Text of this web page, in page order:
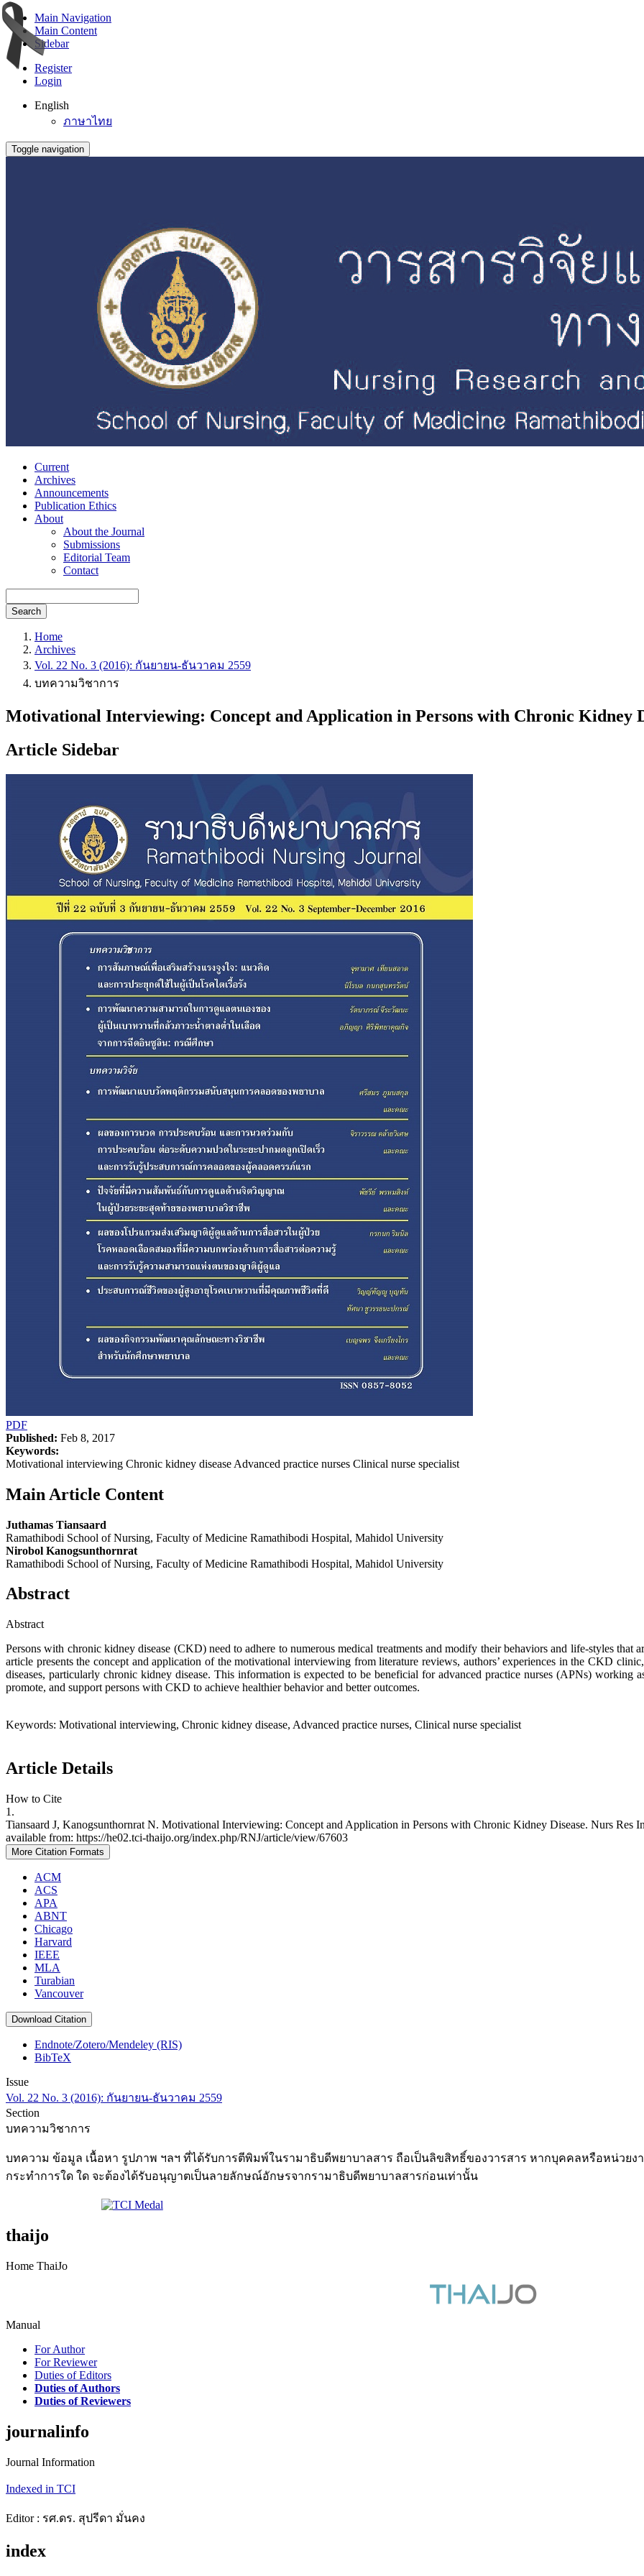
Main Navigation
Main Content
Sidebar
Register
Login
English
ภาษาไทย
Toggle navigation
Current
Archives
Announcements
Publication Ethics
About
About the Journal
Submissions
Editorial Team
Contact
Search
Home
Archives
Vol. 22 No. 3 (2016): กันยายน-ธันวาคม 2559
บทความวิชาการ
Motivational Interviewing: Concept and Application in Persons with Chronic Kidney
Article Sidebar
PDF
Published: Feb 8, 2017
Keywords:
Motivational interviewing Chronic kidney disease Advanced practice nurses Clinical nurse specialist
Main Article Content
Juthamas Tiansaard
Ramathibodi School of Nursing, Faculty of Medicine Ramathibodi Hospital, Mahidol University
Nirobol Kanogsunthornrat
Ramathibodi School of Nursing, Faculty of Medicine Ramathibodi Hospital, Mahidol University
Abstract
Abstract
Persons with chronic kidney disease (CKD) need to adhere to numerous medical treatments and modify their behaviors and life-styles
article presents the concept and application of the motivational interviewing from literature reviews, authors’ experiences in the CKD
diseases, particularly chronic kidney disease. This information is expected to be beneficial for advanced practice nurses (APNs) working
promote, and support persons with CKD to achieve healthier behavior and better outcomes.
Keywords: Motivational interviewing, Chronic kidney disease, Advanced practice nurses, Clinical nurse specialist
Article Details
How to Cite
1.
Tiansaard J, Kanogsunthornrat N. Motivational Interviewing: Concept and Application in Persons with Chronic Kidney Disease. Nurs Res
available from: https://he02.tci-thaijo.org/index.php/RNJ/article/view/67603
More Citation Formats
ACM
ACS
APA
ABNT
Chicago
Harvard
IEEE
MLA
Turabian
Vancouver
Download Citation
Endnote/Zotero/Mendeley (RIS)
BibTeX
Issue
Vol. 22 No. 3 (2016): กันยายน-ธันวาคม 2559
Section
บทความวิชาการ
บทความ ข้อมูล เนื้อหา รูปภาพ ฯลฯ ที่ได้รับการตีพิมพ์ในรามาธิบดีพยาบาลสาร ถือเป็นลิขสิทธิ์ของวารสาร หากบุคคลหรือหน่วยง
กระทำการใด ใด จะต้องได้รับอนุญาตเป็นลายลักษณ์อักษรจากรามาธิบดีพยาบาลสารก่อนเท่านั้น
thaijo
Home ThaiJo
Manual
For Author
For Reviewer
Duties of Editors
Duties of Authors
Duties of Reviewers
journalinfo
Journal Information
Indexed in TCI
Editor : รศ.ดร. สุปรีดา มั่นคง
index